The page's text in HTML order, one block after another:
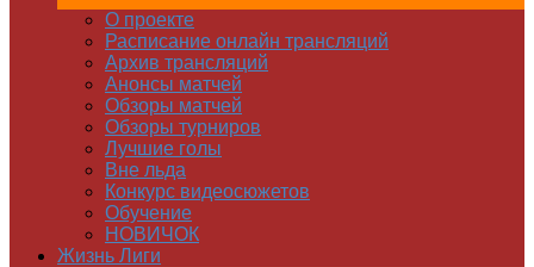
О проекте
Расписание онлайн трансляций
Архив трансляций
Анонсы матчей
Обзоры матчей
Обзоры турниров
Лучшие голы
Вне льда
Конкурс видеосюжетов
Обучение
НОВИЧОК
Жизнь Лиги